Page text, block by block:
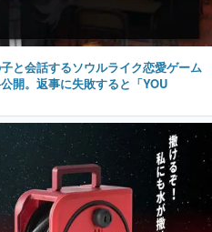
と会話するソウルライク恋愛ゲーム
開。返事に失敗すると「YOU